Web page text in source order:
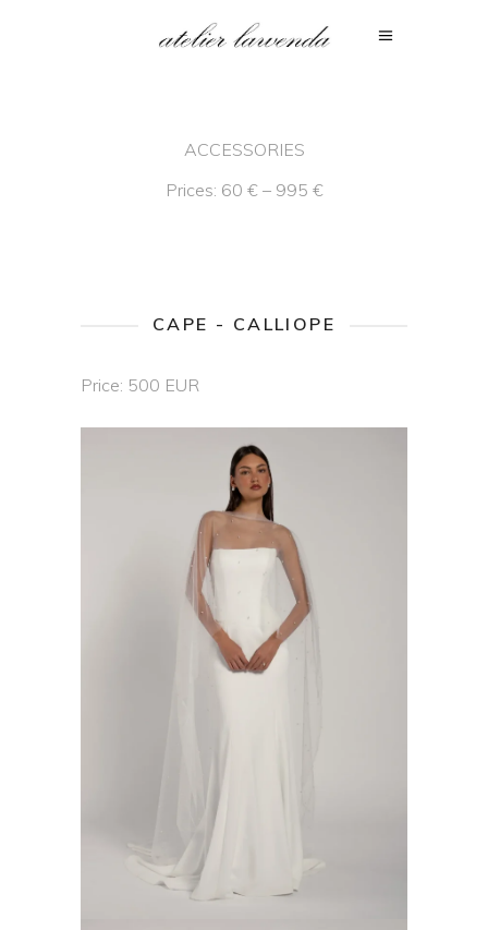
ACCESSORIES
Prices: 60 € – 995 €
CAPE - CALLIOPE
Price: 500 EUR